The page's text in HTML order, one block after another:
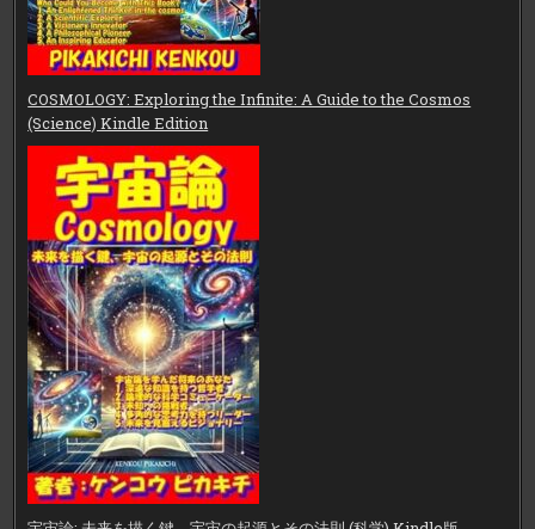
COSMOLOGY: Exploring the Infinite: A Guide to the Cosmos
(Science) Kindle Edition